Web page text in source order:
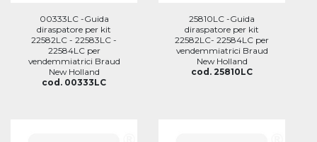
00333LC -Guida
diraspatore per kit
22582LC - 22583LC -
22584LC per
vendemmiatrici Braud
New Holland
cod. 00333LC
25810LC -Guida
diraspatore per kit
22582LC- 22584LC per
vendemmiatrici Braud
New Holland
cod. 25810LC